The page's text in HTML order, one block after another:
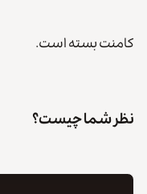
کامنت بسته است.
نظر شما چیست؟